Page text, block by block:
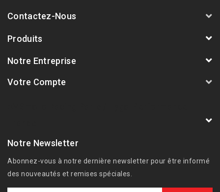
Contactez-Nous
Produits
Notre Entreprise
Votre Compte
Notre Newsletter
Abonnez-vous à notre dernière newsletter pour être informé
des nouveautés et remises spéciales.